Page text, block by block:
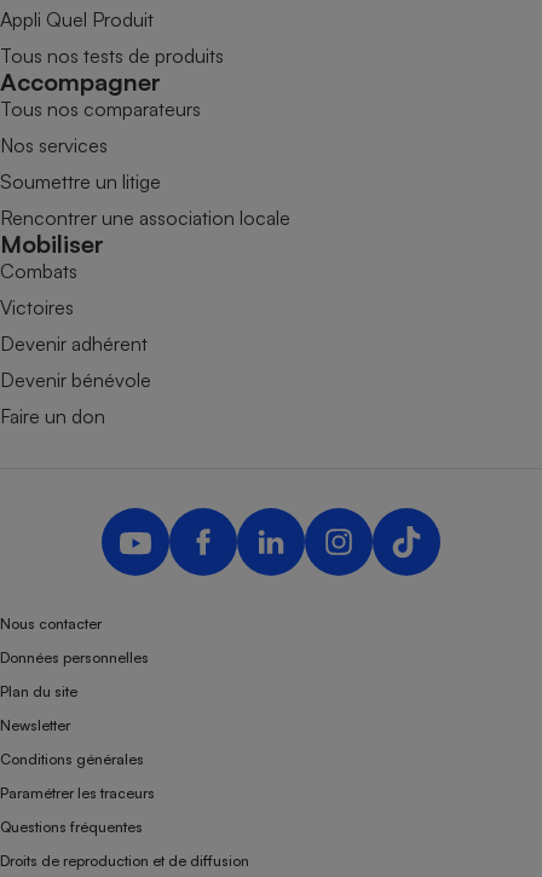
Appli Quel Produit
Tous nos tests de produits
Accompagner
Tous nos comparateurs
Nos services
Soumettre un litige
Rencontrer une association locale
Mobiliser
Combats
Victoires
Devenir adhérent
Devenir bénévole
Faire un don
Nous contacter
Données personnelles
Plan du site
Newsletter
Conditions générales
Paramétrer les traceurs
Questions fréquentes
Droits de reproduction et de diffusion